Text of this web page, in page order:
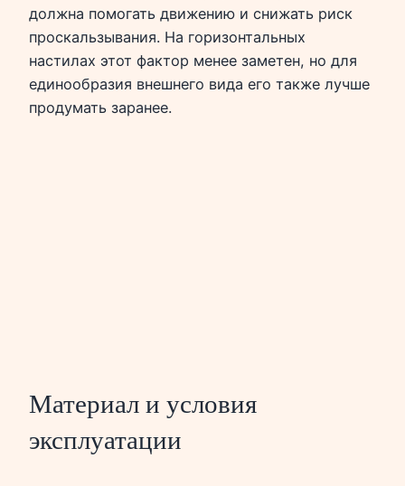
должна помогать движению и снижать риск
проскальзывания. На горизонтальных
настилах этот фактор менее заметен, но для
единообразия внешнего вида его также лучше
продумать заранее.
Материал и условия
эксплуатации